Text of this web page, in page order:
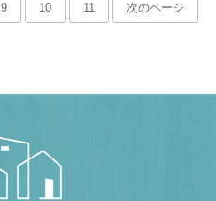
9 10 11 次のページ